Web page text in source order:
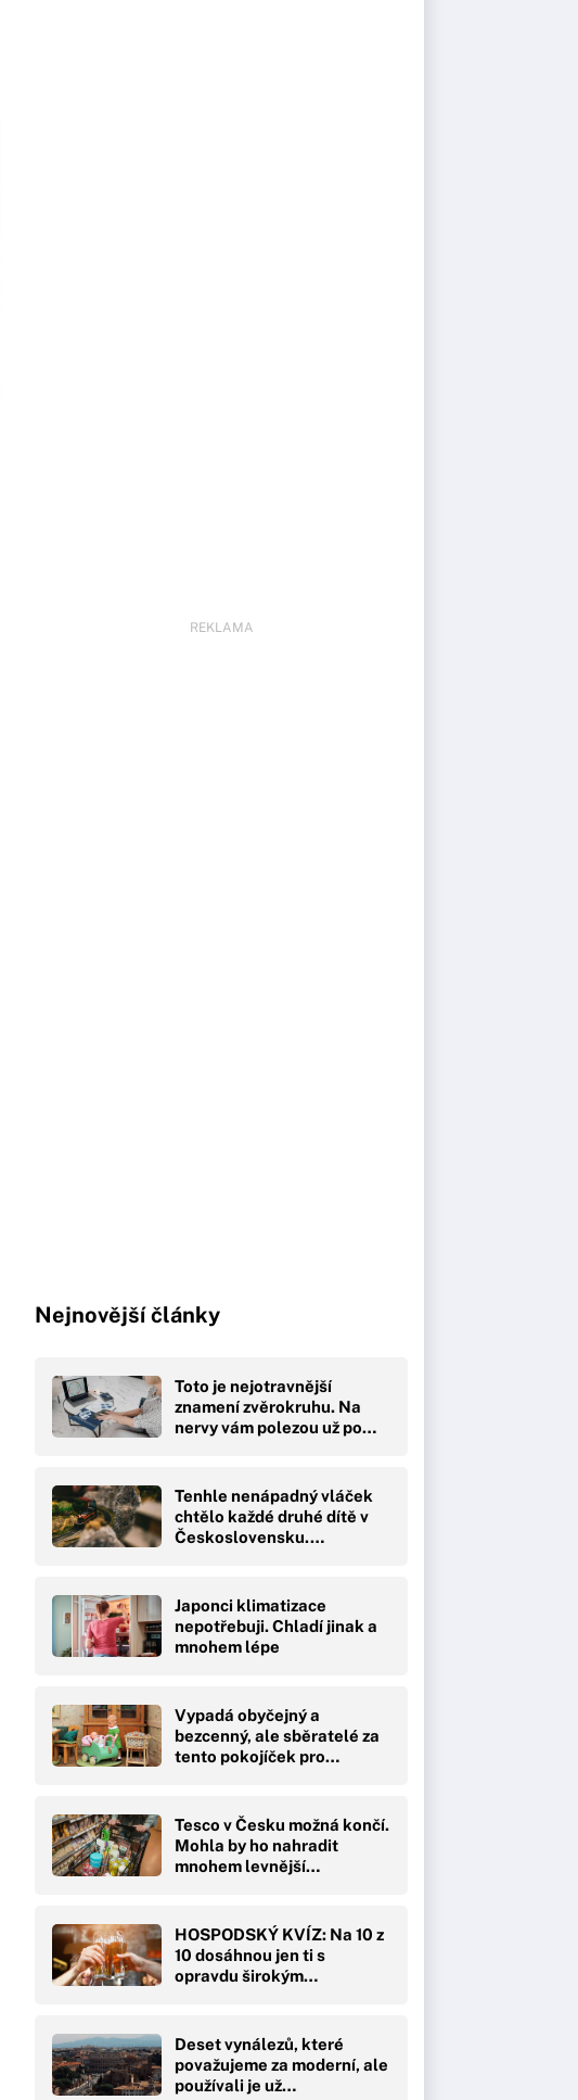
REKLAMA
Nejnovější články
Toto je nejotravnější
znamení zvěrokruhu. Na
nervy vám polezou už po…
Tenhle nenápadný vláček
chtělo každé druhé dítě v
Československu.…
Japonci klimatizace
nepotřebuji. Chladí jinak a
mnohem lépe
Vypadá obyčejný a
bezcenný, ale sběratelé za
tento pokojíček pro…
Tesco v Česku možná končí.
Mohla by ho nahradit
mnohem levnější…
HOSPODSKÝ KVÍZ: Na 10 z
10 dosáhnou jen ti s
opravdu širokým
Deset vynálezů, které
považujeme za moderní, ale
používali je už…